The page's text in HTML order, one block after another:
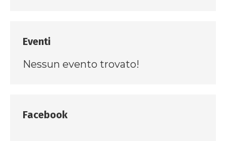
Eventi
Nessun evento trovato!
Facebook